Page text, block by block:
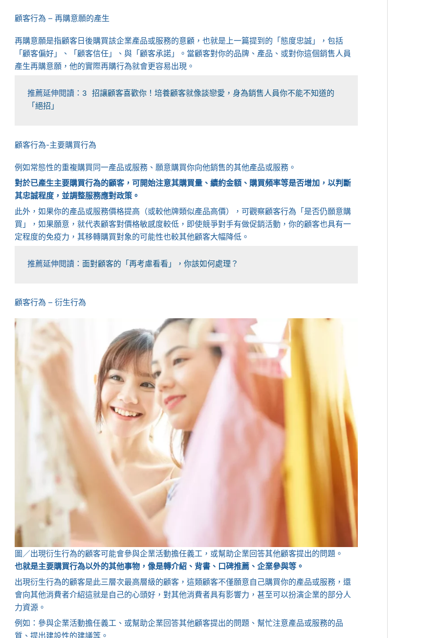
顧客行為 – 再購意願的產生
再購意願是指顧客日後購買該企業產品或服務的意顧，也就是上一篇提到的「態度忠誠」，包括
「顧客偏好」、「顧客信任」、與「顧客承諾」。當顧客對你的品牌、產品、或對你這個銷售人員
產生再購意願，他的實際再購行為就會更容易出現。
推薦延伸閱讀： 3 招讓顧客喜歡你！培養顧客就像談戀愛，身為銷售人員你不能不知道的
「絕招」
顧客行為-主要購買行為
例如常態性的重複購買同一產品或服務、願意購買你向他銷售的其他產品或服務。
對於已產生主要購買行為的顧客，可開始注意其購買量、續約金額、購買頻率等是否增加，以判斷
其忠誠程度，並調整服務應對政策。
此外，如果你的產品或服務價格提高（或較他牌類似產品高價），可觀察顧客行為「是否仍願意購
買」，如果願意，就代表顧客對價格敏感度較低，即使競爭對手有做促銷活動，你的顧客也具有一
定程度的免疫力，其移轉購買對象的可能性也較其他顧客大幅降低。
推薦延伸閱讀： 面對顧客的「再考慮看看」，你該如何處理？
顧客行為 – 衍生行為
圖／出現衍生行為的顧客可能會參與企業活動擔任義工，或幫助企業回答其他顧客提出的問題。
也就是主要購買行為以外的其他事物，像是轉介紹、背書、口碑推薦、企業參與等。
出現衍生行為的顧客是此三層次最高層級的顧客，這類顧客不僅願意自己購買你的產品或服務，還
會向其他消費者介紹這就是自己的心頭好，對其他消費者具有影響力，甚至可以扮演企業的部分人
力資源。
例如：參與企業活動擔任義工、或幫助企業回答其他顧客提出的問題、幫忙注意產品或服務的品
質、提出建設性的建議等。